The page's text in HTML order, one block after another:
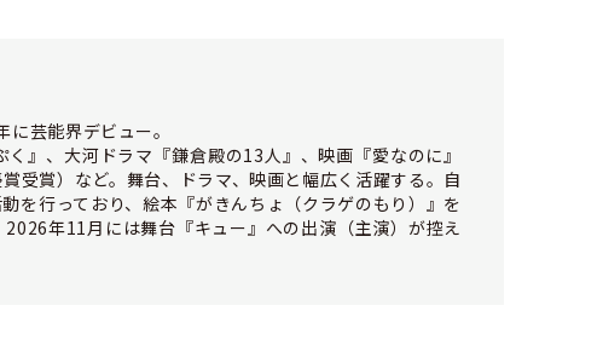
芸能界デビュー。
』、大河ドラマ『鎌倉殿の13人』、映画『愛なのに』
受賞）など。舞台、ドラマ、映画と幅広く活躍する。自
を行っており、絵本『がきんちょ（クラゲのもり）』を
年11月には舞台『キュー』への出演（主演）が控え